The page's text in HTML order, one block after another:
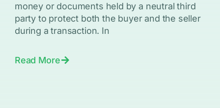
money or documents held by a neutral third
party to protect both the buyer and the seller
during a transaction. In
Read More